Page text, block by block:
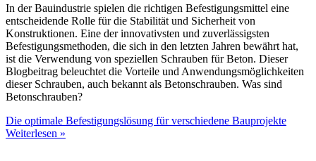
In der Bauindustrie spielen die richtigen Befestigungsmittel eine
entscheidende Rolle für die Stabilität und Sicherheit von
Konstruktionen. Eine der innovativsten und zuverlässigsten
Befestigungsmethoden, die sich in den letzten Jahren bewährt hat,
ist die Verwendung von speziellen Schrauben für Beton. Dieser
Blogbeitrag beleuchtet die Vorteile und Anwendungsmöglichkeiten
dieser Schrauben, auch bekannt als Betonschrauben. Was sind
Betonschrauben?
Die optimale Befestigungslösung für verschiedene Bauprojekte
Weiterlesen »